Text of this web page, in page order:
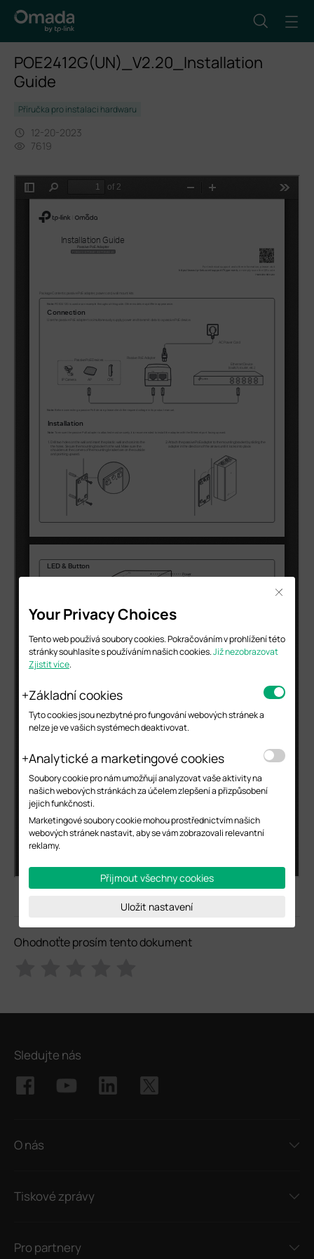
POE2412G(UN)_V2.20_Installation
Guide
Příručka pro instalaci hardwaru
12-20-2023
7619
Ohodnoťte prosím tento dokument
Sledujte nás
O nás
Tiskové zprávy
Pro partnery
Your Privacy Choices
Tento web používá soubory cookies. Pokračováním v prohlížení této
stránky souhlasíte s používáním našich cookies.Již nezobrazovat
Zjistit více.
Základní cookies
Tyto cookies jsou nezbytné pro fungování webových stránek a
nelze je ve vašich systémech deaktivovat.
Analytické a marketingové cookies
Soubory cookie pro nám umožňují analyzovat vaše aktivity na
našich webových stránkách za účelem zlepšení a přizpůsobení
jejich funkčnosti.
Marketingové soubory cookie mohou prostřednictvím našich
webových stránek nastavit, aby se vám zobrazovali relevantní
reklamy.
Přijmout všechny cookies
Uložit nastavení
Close